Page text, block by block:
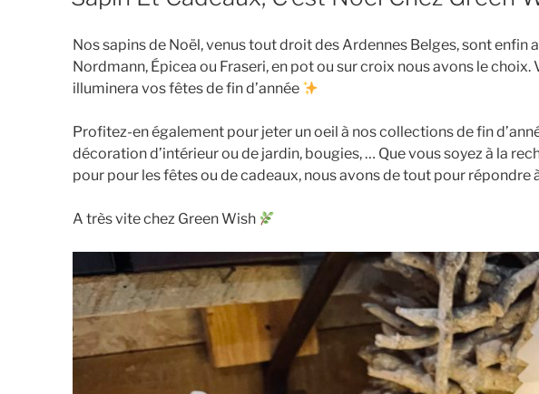
Nos sapins de Noël, venus tout droit des Ardennes Belges, sont enfin
Nordmann, Épicea ou Fraseri, en pot ou sur croix nous avons le choix.
illuminera vos fêtes de fin d’année
Profitez-en également pour jeter un oeil à nos collections de fin
décoration d’intérieur ou de jardin, bougies, … Que vous soyez à la
pour pour les fêtes ou de cadeaux, nous avons de tout pour répondre
A très vite chez Green Wish